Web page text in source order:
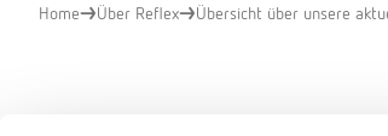
Home Über Reflex Übersicht über unsere